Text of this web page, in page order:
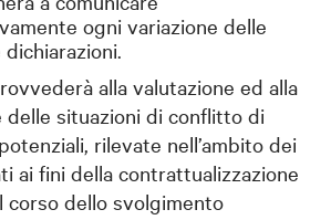
ogni variazione delle
alla valutazione ed alla
delle situazioni di conflitto di
rilevate nell’ambito dei
ai fini della contrattualizzazione
corso dello svolgimento